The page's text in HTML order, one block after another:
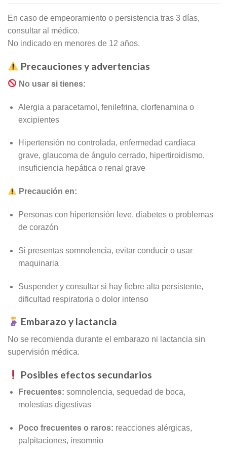
En caso de empeoramiento o persistencia tras 3 días,
consultar al médico.
No indicado en menores de 12 años.
Precauciones y advertencias
No usar si tienes:
Alergia a paracetamol, fenilefrina, clorfenamina o
excipientes
Hipertensión no controlada, enfermedad cardíaca
grave, glaucoma de ángulo cerrado, hipertiroidismo,
insuficiencia hepática o renal grave
Precaución en:
Personas con hipertensión leve, diabetes o problemas
de corazón
Si presentas somnolencia, evitar conducir o usar
maquinaria
Suspender y consultar si hay fiebre alta persistente,
dificultad respiratoria o dolor intenso
Embarazo y lactancia
No se recomienda durante el embarazo ni lactancia sin
supervisión médica.
Posibles efectos secundarios
Frecuentes: somnolencia, sequedad de boca,
molestias digestivas
Poco frecuentes o raros: reacciones alérgicas,
palpitaciones, insomnio